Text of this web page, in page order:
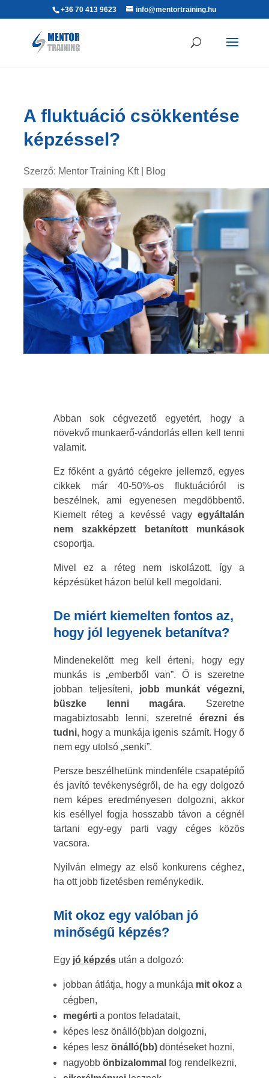
+36 70 413 9623 info@mentortraining.hu
A fluktuáció csökkentése
képzéssel?
Szerző: Mentor Training Kft| Blog
Abban sok cégvezető egyetért, hogy a
növekvő munkaerő-vándorlás ellen kell tenni
valamit.
Ez főként a gyártó cégekre jellemző, egyes
cikkek már 40-50%-os fluktuációról is
beszélnek, ami egyenesen megdöbbentő.
Kiemelt réteg a kevéssé vagyegyáltalán
nem szakképzett betanított munkások
csoportja.
Mivel ez a réteg nem iskolázott, így a
képzésüket házon belül kell megoldani.
De miért kiemelten fontos az,
hogy jól legyenek betanítva?
Mindenekelőtt meg kell érteni, hogy egy
munkás is „emberből van”. Ő is szeretne
jobban teljesíteni, jobb munkát végezni,
büszke lenni magára. Szeretne
magabiztosabb lenni, szeretné érezni és
tudni, hogy a munkája igenis számít. Hogy ő
nem egy utolsó „senki”.
Persze beszélhetünk mindenféle csapatépítő
és javító tevékenységről, de ha egy dolgozó
nem képes eredményesen dolgozni, akkor
kis eséllyel fogja hosszabb távon a cégnél
tartani egy-egy parti vagy céges közös
vacsora.
Nyilván elmegy az első konkurens céghez,
ha ott jobb fizetésben reménykedik.
Mit okoz egy valóban jó
minőségű képzés?
Egy jó képzésután a dolgozó:
jobban átlátja, hogy a munkája mit okoza
cégben,
megértia pontos feladatait,
képes lesz önálló(bb)an dolgozni,
képes lesz önálló(bb)döntéseket hozni,
nagyobb önbizalommal fog rendelkezni,